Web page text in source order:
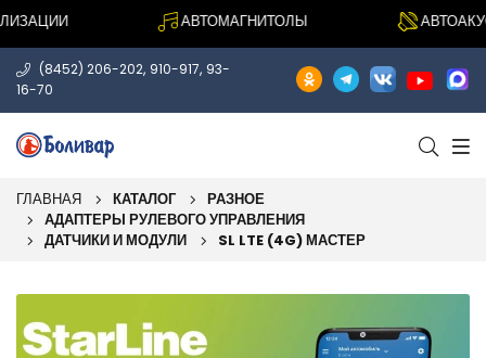
АВТОМАГНИТОЛЫ
(8452) 206-202, 910-917, 93-
16-70
ГЛАВНАЯ КАТАЛОГ
РАЗНОЕ
АДАПТЕРЫ РУЛЕВОГО УПРАВЛЕНИЯ
ДАТЧИКИ И МОДУЛИ
SL LTE (4G) МАСТЕР